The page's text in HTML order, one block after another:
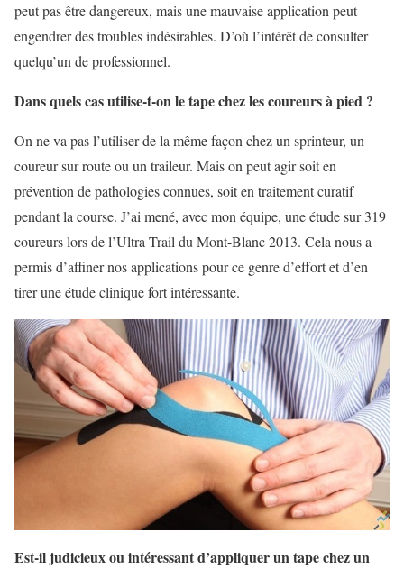
peut pas être dangereux, mais une mauvaise application peut
engendrer des troubles indésirables. D’où l’intérêt de consulter
quelqu’un de professionnel.
Dans quels cas utilise-t-on le tape chez les coureurs à pied ?
On ne va pas l’utiliser de la même façon chez un sprinteur, un
coureur sur route ou un traileur. Mais on peut agir soit en
prévention de pathologies connues, soit en traitement curatif
pendant la course. J’ai mené, avec mon équipe, une étude sur 319
coureurs lors de l’Ultra Trail du Mont-Blanc 2013. Cela nous a
permis d’affiner nos applications pour ce genre d’effort et d’en
tirer une étude clinique fort intéressante.
Est-il judicieux ou intéressant d’appliquer un tape chez un